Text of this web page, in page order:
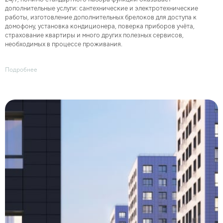
дополнительные услуги: сантехнические и электротехнические
работы, изготовление дополнительных брелоков для доступа к
домофону, установка кондиционера, поверка приборов учёта,
страхование квартиры и много других полезных сервисов,
необходимых в процессе проживания.
Подробнее